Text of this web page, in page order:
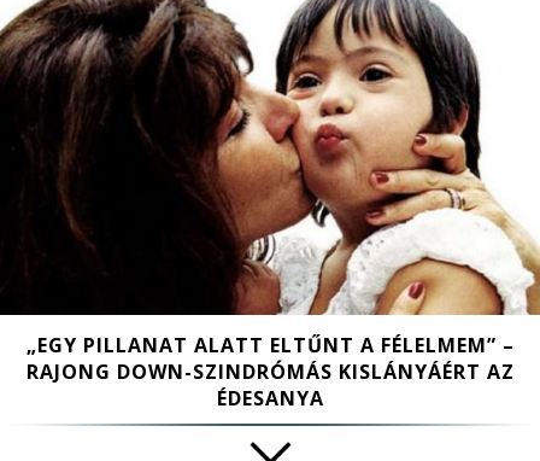
„EGY PILLANAT ALATT ELTŰNT A FÉLELMEM” –
RAJONG DOWN-SZINDRÓMÁS KISLÁNYÁÉRT AZ
ÉDESANYA